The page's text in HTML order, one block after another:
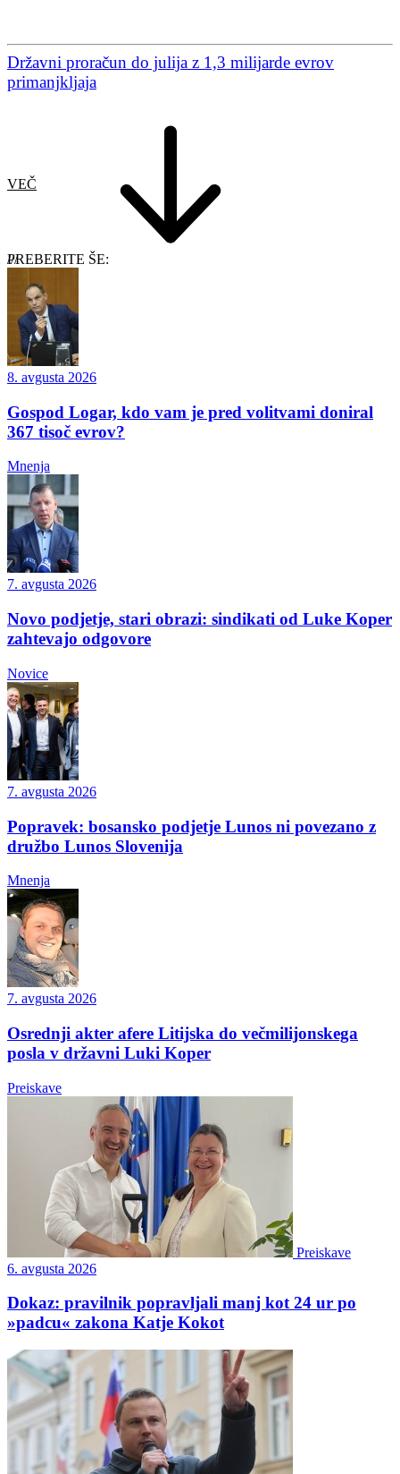
Državni proračun do julija z 1,3 milijarde evrov
primanjkljaja
VEČ
PREBERITE ŠE:
8. avgusta 2026
Gospod Logar, kdo vam je pred volitvami doniral
367 tisoč evrov?
Mnenja
7. avgusta 2026
Novo podjetje, stari obrazi: sindikati od Luke Koper
zahtevajo odgovore
Novice
7. avgusta 2026
Popravek: bosansko podjetje Lunos ni povezano z
družbo Lunos Slovenija
Mnenja
7. avgusta 2026
Osrednji akter afere Litijska do večmilijonskega
posla v državni Luki Koper
Preiskave
Preiskave
6. avgusta 2026
Dokaz: pravilnik popravljali manj kot 24 ur po
»padcu« zakona Katje Kokot